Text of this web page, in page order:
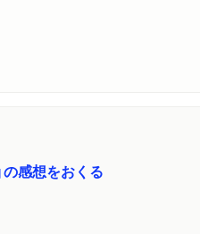
感想をおくる